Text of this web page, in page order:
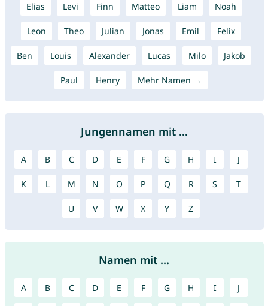
Elias Levi Finn Matteo Liam Noah
Leon Theo Julian Jonas Emil Felix
Ben Louis Alexander Lucas Milo Jakob
Paul Henry Mehr Namen →
Jungennamen mit ...
A B C D E F G H I J
K L M N O P Q R S T
U V W X Y Z
Namen mit ...
A B C D E F G H I J